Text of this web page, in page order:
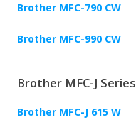
Brother MFC-790 CW
Brother MFC-990 CW
Brother MFC-J Series
Brother MFC-J 615 W